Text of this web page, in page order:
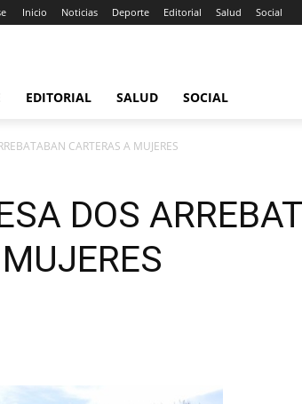
Inicio Noticias Deporte Editorial Salud Social
EDITORIAL SALUD SOCIAL
CARTERAS A MUJERES
DOS